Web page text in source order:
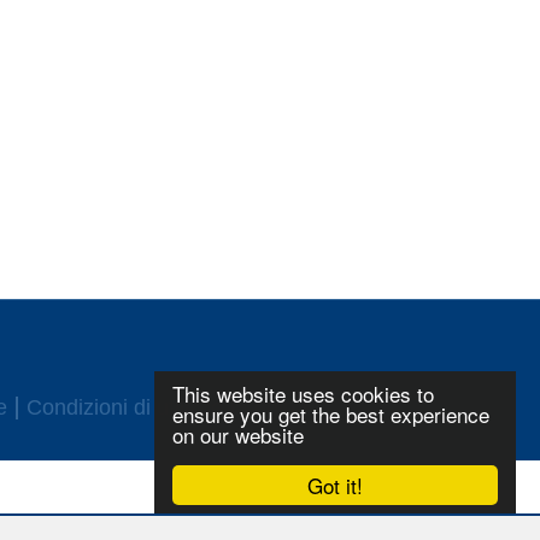
Got it!
This website uses cookies to
ensure you get the best experience
on our website
Condizioni di utilizzo Login